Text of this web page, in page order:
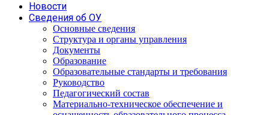
Новости
Сведения об ОУ
Основные сведения
Структура и органы управления
Документы
Образование
Образовательные стандарты и требования
Руководство
Педагогический состав
Материально-техническое обеспечение и